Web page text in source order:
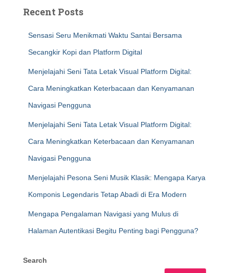
Recent Posts
Sensasi Seru Menikmati Waktu Santai Bersama
Secangkir Kopi dan Platform Digital
Menjelajahi Seni Tata Letak Visual Platform Digital:
Cara Meningkatkan Keterbacaan dan Kenyamanan
Navigasi Pengguna
Menjelajahi Seni Tata Letak Visual Platform Digital:
Cara Meningkatkan Keterbacaan dan Kenyamanan
Navigasi Pengguna
Menjelajahi Pesona Seni Musik Klasik: Mengapa Karya
Komponis Legendaris Tetap Abadi di Era Modern
Mengapa Pengalaman Navigasi yang Mulus di
Halaman Autentikasi Begitu Penting bagi Pengguna?
Search